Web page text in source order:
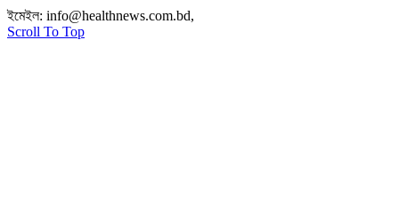
ইমেইল: info@healthnews.com.bd,
Scroll To Top